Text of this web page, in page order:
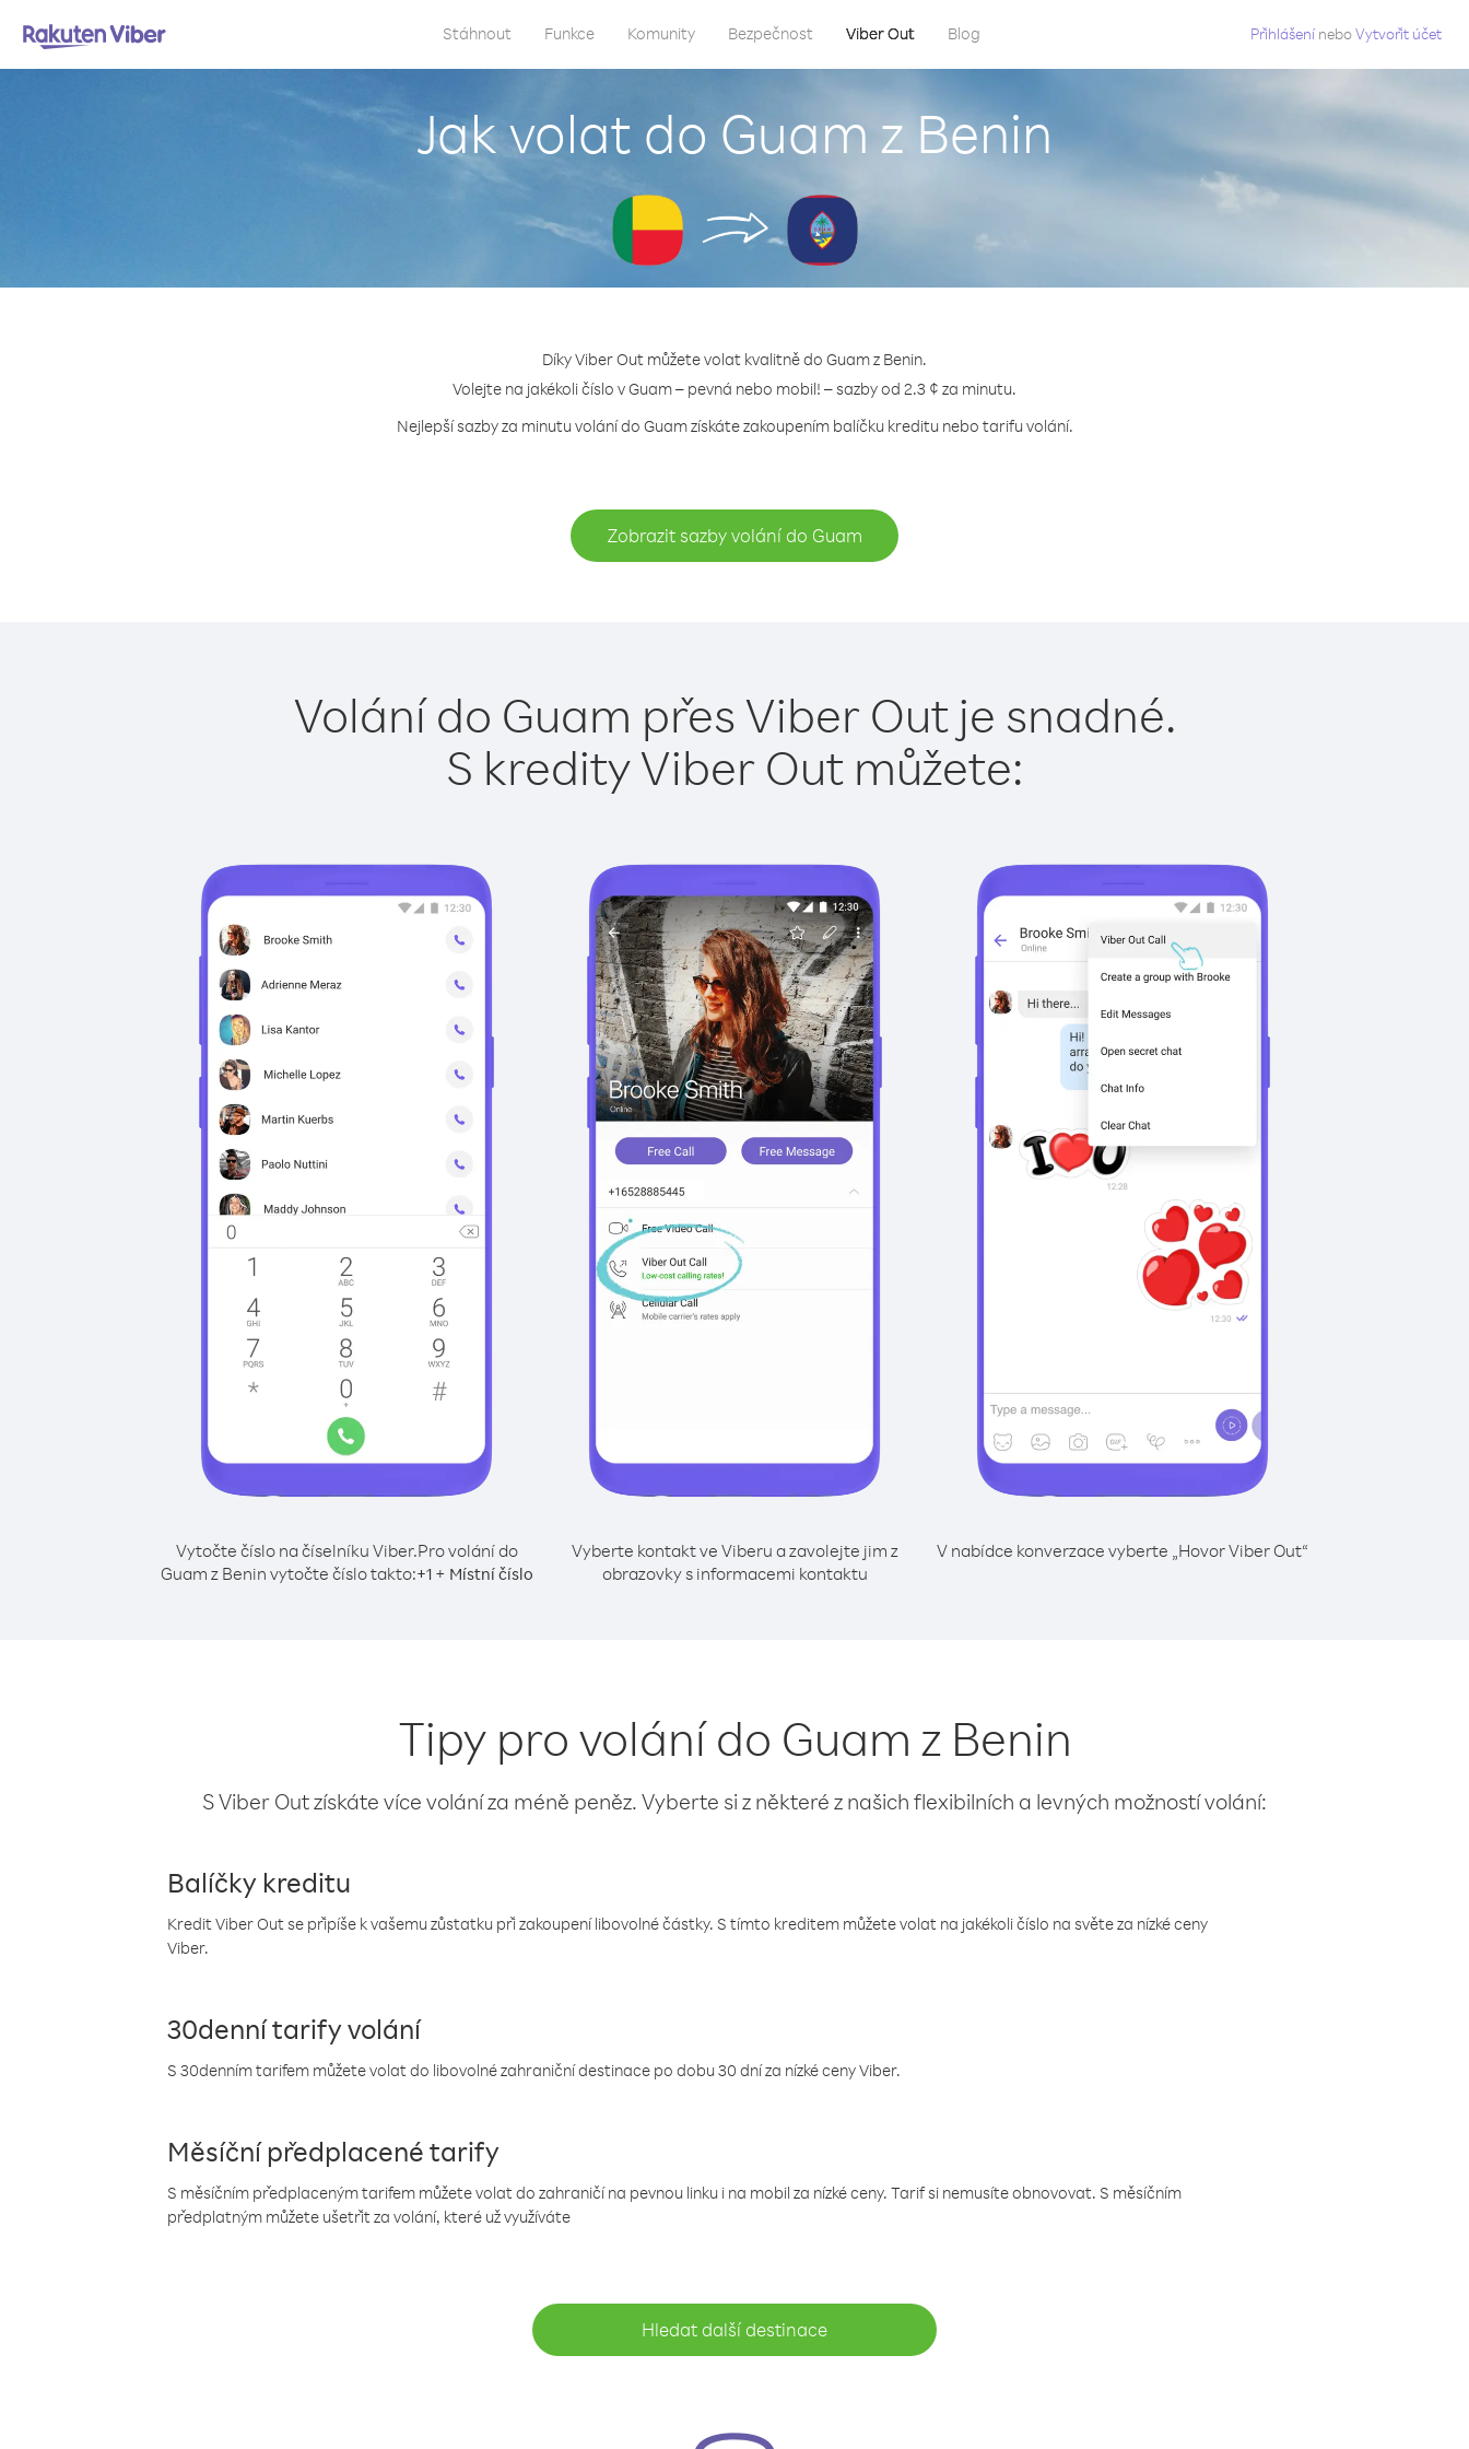
Stáhnout Funkce Komunity Bezpečnost Viber Out Blog Přihlášení neboVytvořit účet
Jak volat do Guam z Benin
Díky Viber Out můžete volat kvalitně do Guam z Benin.
Volejte na jakékoli číslo v Guam – pevná nebo mobil! – sazby od 2.3 ¢ za minutu.
Nejlepší sazby za minutu volání do Guam získáte zakoupením balíčku kreditu nebo tarifu volání.
Zobrazit sazby volání do Guam
Volání do Guam přes Viber Out je snadné.
S kredity Viber Out můžete:
Vytočte číslo na číselníku Viber.Pro volání do
Guam z Benin vytočte číslo takto:+1+ Místní číslo
Vyberte kontakt ve Viberu a zavolejte jim z
obrazovky s informacemi kontaktu
V nabídce konverzace vyberte „Hovor Viber Out“
Tipy pro volání do Guam z Benin
S Viber Out získáte více volání za méně peněz. Vyberte si z některé z našich flexibilních a levných možností volání:
Balíčky kreditu
Kredit Viber Out se připíše k vašemu zůstatku při zakoupení libovolné částky. S tímto kreditem můžete volat na jakékoli číslo na světe za nízké ceny
Viber.
30denní tarify volání
S 30denním tarifem můžete volat do libovolné zahraniční destinace po dobu 30 dní za nízké ceny Viber.
Měsíční předplacené tarify
S měsíčním předplaceným tarifem můžete volat do zahraničí na pevnou linku i na mobil za nízké ceny. Tarif si nemusíte obnovovat. S měsíčním
předplatným můžete ušetřit za volání, které už využíváte
Hledat další destinace